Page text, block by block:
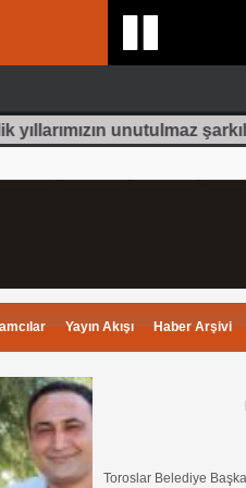
unutulmaz
Yayın Akışı Haber Arşivi
Toroslar Belediye